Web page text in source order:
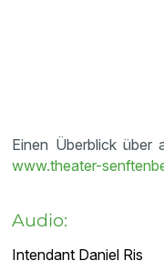
Einen Überblick über
www.theater-
Audio:
Intendant Daniel Ris